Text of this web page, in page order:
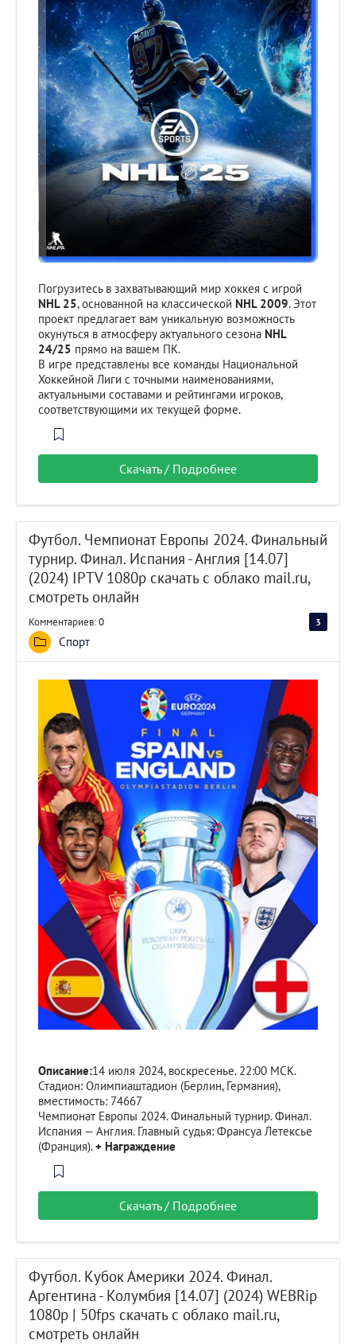
Погрузитесь в захватывающий мир хоккея с игрой
NHL 25, основанной на классической NHL 2009. Этот
проект предлагает вам уникальную возможность
окунуться в атмосферу актуального сезона NHL
24/25 прямо на вашем ПК.
В игре представлены все команды Национальной
Хоккейной Лиги с точными наименованиями,
актуальными составами и рейтингами игроков,
соответствующими их текущей форме.
Скачать / Подробнее
Футбол. Чемпионат Европы 2024. Финальный
турнир. Финал. Испания - Англия [14.07]
(2024) IPTV 1080р скачать с облако mail.ru,
смотреть онлайн
Комментариев:0 3
Спорт
Описание:14 июля 2024, воскресенье. 22:00 МСК.
Стадион: Олимпиаштадион (Берлин, Германия),
вместимость: 74667
Чемпионат Европы 2024. Финальный турнир. Финал.
Испания — Англия. Главный судья: Франсуа Летексье
(Франция).+ Награждение
Скачать / Подробнее
Футбол. Кубок Америки 2024. Финал.
Аргентина - Колумбия [14.07] (2024) WEBRip
1080р | 50fps скачать с облако mail.ru,
смотреть онлайн